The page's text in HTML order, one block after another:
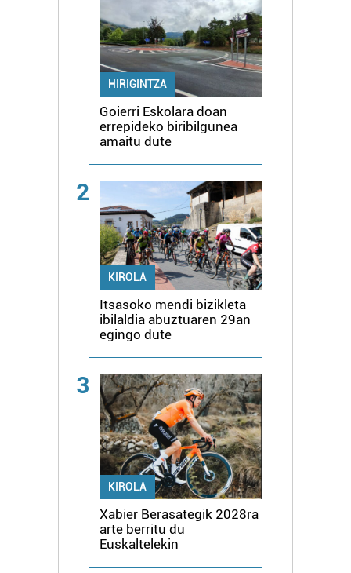
HIRIGINTZA
Goierri Eskolara doan
errepideko biribilgunea
amaitu dute
2
KIROLA
Itsasoko mendi bizikleta
ibilaldia abuztuaren 29an
egingo dute
3
KIROLA
Xabier Berasategik 2028ra
arte berritu du
Euskaltelekin